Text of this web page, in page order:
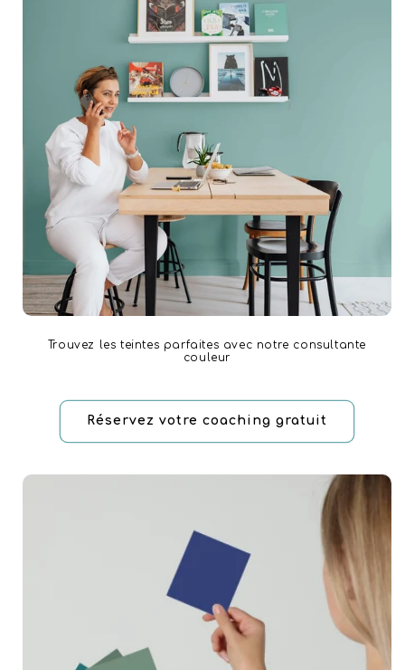
Trouvez les teintes parfaites avec notre consultante
couleur
Réservez votre coaching gratuit